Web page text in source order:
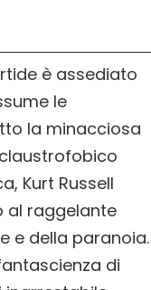
è assediato
le
la minacciosa
Kurt Russell
al raggelante
e della paranoia.
di